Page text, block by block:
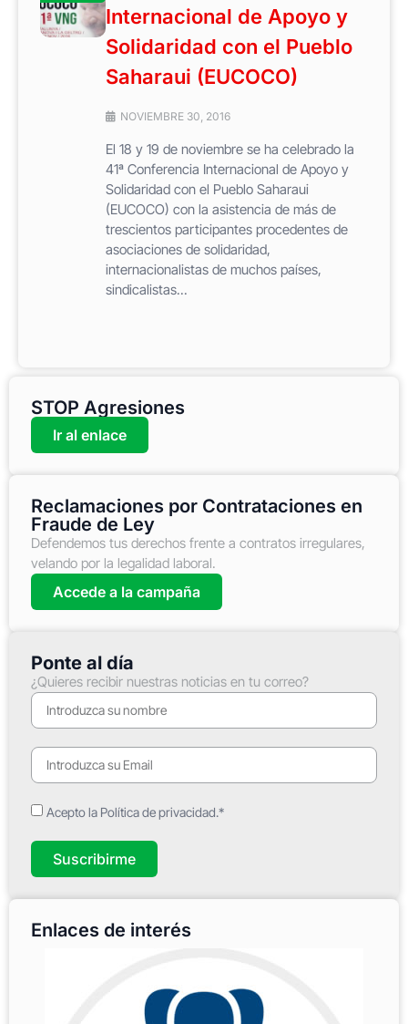
Internacional de Apoyo y
Solidaridad con el Pueblo
Saharaui (EUCOCO)
NOVIEMBRE 30, 2016
El 18 y 19 de noviembre se ha celebrado la
41ª Conferencia Internacional de Apoyo y
Solidaridad con el Pueblo Saharaui
(EUCOCO) con la asistencia de más de
trescientos participantes procedentes de
asociaciones de solidaridad,
internacionalistas de muchos países,
sindicalistas...
STOP Agresiones
Ir al enlace
Reclamaciones por Contrataciones en
Fraude de Ley
Defendemos tus derechos frente a contratos irregulares,
velando por la legalidad laboral.
Accede a la campaña
Ponte al día
¿Quieres recibir nuestras noticias en tu correo?
Acepto la Política de privacidad.*
Suscribirme
Enlaces de interés